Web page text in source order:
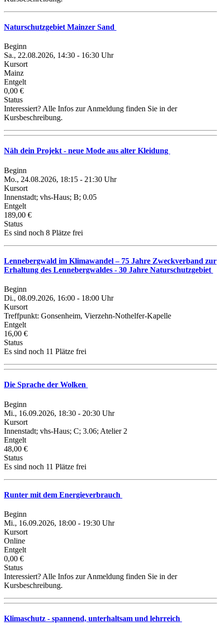
Naturschutzgebiet Mainzer Sand
Beginn
Sa., 22.08.2026, 14:30 - 16:30 Uhr
Kursort
Mainz
Entgelt
0,00 €
Status
Interessiert? Alle Infos zur Anmeldung finden Sie in der
Kursbeschreibung.
Näh dein Projekt - neue Mode aus alter Kleidung
Beginn
Mo., 24.08.2026, 18:15 - 21:30 Uhr
Kursort
Innenstadt; vhs-Haus; B; 0.05
Entgelt
189,00 €
Status
Es sind noch 8 Plätze frei
Lennebergwald im Klimawandel – 75 Jahre Zweckverband zur
Erhaltung des Lennebergwaldes - 30 Jahre Naturschutzgebiet
Beginn
Di., 08.09.2026, 16:00 - 18:00 Uhr
Kursort
Treffpunkt: Gonsenheim, Vierzehn-Nothelfer-Kapelle
Entgelt
16,00 €
Status
Es sind noch 11 Plätze frei
Die Sprache der Wolken
Beginn
Mi., 16.09.2026, 18:30 - 20:30 Uhr
Kursort
Innenstadt; vhs-Haus; C; 3.06; Atelier 2
Entgelt
48,00 €
Status
Es sind noch 11 Plätze frei
Runter mit dem Energieverbrauch
Beginn
Mi., 16.09.2026, 18:00 - 19:30 Uhr
Kursort
Online
Entgelt
0,00 €
Status
Interessiert? Alle Infos zur Anmeldung finden Sie in der
Kursbeschreibung.
Klimaschutz - spannend, unterhaltsam und lehrreich